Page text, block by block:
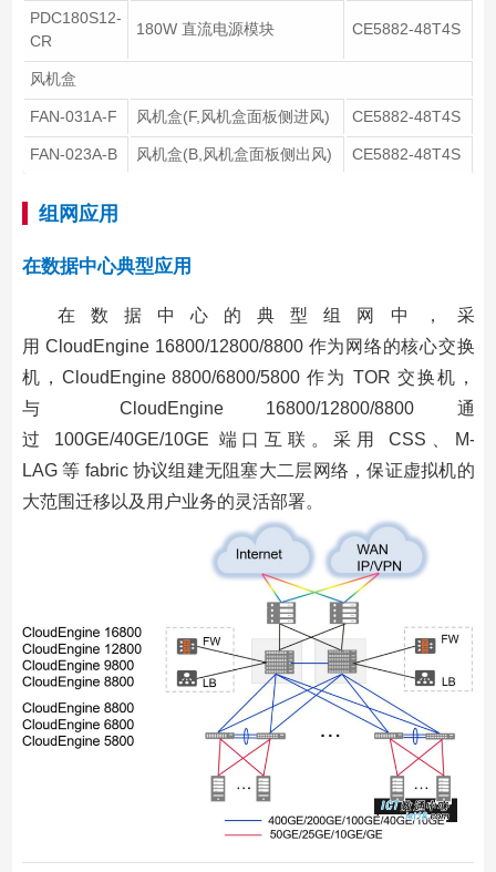
PDC180S12-
CR
180W 直流电源模块 CE5882-48T4S
风机盒
FAN-031A-F 风机盒(F,风机盒面板侧进风) CE5882-48T4S
FAN-023A-B 风机盒(B,风机盒面板侧出风) CE5882-48T4S
组网应用
在数据中心典型应用
在数据中心的典型组网中，采
用 CloudEngine 16800/12800/8800 作为网络的核心交换
机，CloudEngine 8800/6800/5800 作为 TOR 交换机，
与 CloudEngine 16800/12800/8800 通
过 100GE/40GE/10GE 端口互联。采用 CSS、M-
LAG 等 fabric 协议组建无阻塞大二层网络，保证虚拟机的
大范围迁移以及用户业务的灵活部署。